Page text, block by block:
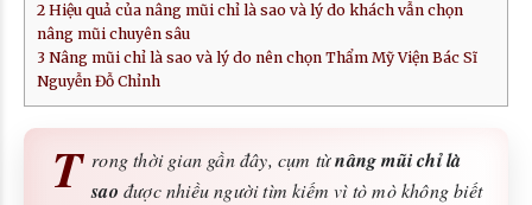
2 Hiệu quả của nâng mũi chỉ là sao và lý do khách vẫn chọn
nâng mũi chuyên sâu
3 Nâng mũi chỉ là sao và lý do nên chọn Thẩm Mỹ Viện Bác Sĩ
Nguyễn Đỗ Chỉnh
T rong thời gian gần đây, cụm từnâng mũi chỉ là
sao được nhiều người tìm kiếm vì tò mò không biết